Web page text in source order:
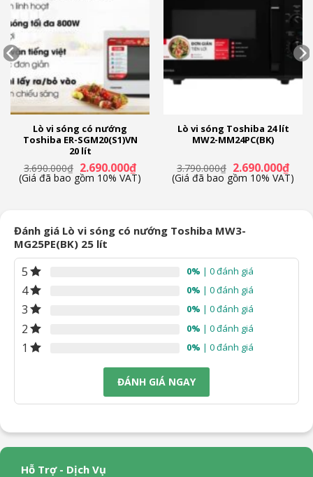
Lò vi sóng có nướng
Toshiba ER-SGM20(S1)VN
20 lít
3.690.000₫ Giá
gốc
là:
2.690.000₫Giá
hiện
tại
(Giá đã bao gồm 10% VAT)
Lò vi sóng Toshiba 24 lít
MW2-MM24PC(BK)
3.790.000₫ Giá
gốc
là:
2.690.000₫Giá
hiện
tại
(Giá đã bao gồm 10% VAT)
Đánh giá Lò vi sóng có nướng Toshiba MW3-
MG25PE(BK) 25 lít
5 0% | 0 đánh giá
4 0% | 0 đánh giá
3 0% | 0 đánh giá
2 0% | 0 đánh giá
1 0% | 0 đánh giá
ĐÁNH GIÁ NGAY
Hỗ Trợ - Dịch Vụ